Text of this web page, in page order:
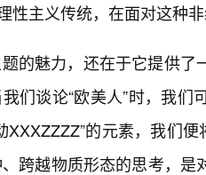
性主义传统，在面对这种
的魅力，还在于它提供了
们谈论“欧美人”时，我
XXXZZZZ”的元素，我们
跨越物质形态的思考，